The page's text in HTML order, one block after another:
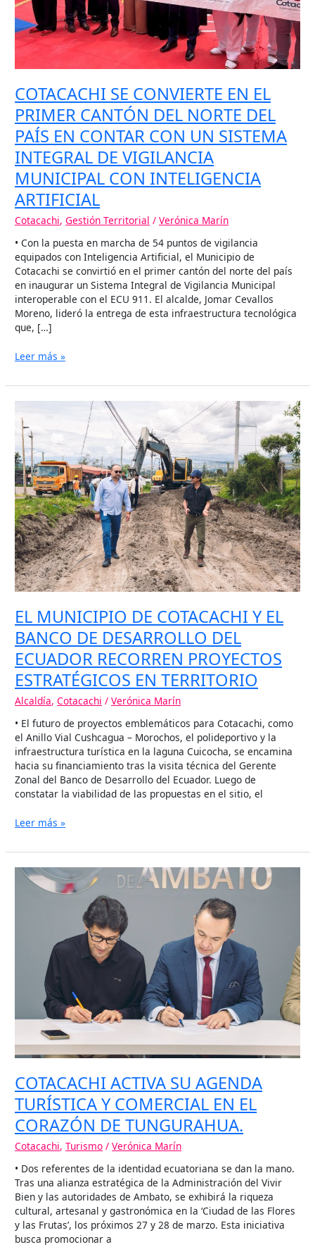
COTACACHI SE CONVIERTE EN EL
PRIMER CANTÓN DEL NORTE DEL
PAÍS EN CONTAR CON UN SISTEMA
INTEGRAL DE VIGILANCIA
MUNICIPAL CON INTELIGENCIA
ARTIFICIAL
Cotacachi,Gestión Territorial /Verónica Marín
• Con la puesta en marcha de 54 puntos de vigilancia
equipados con Inteligencia Artificial, el Municipio de
Cotacachi se convirtió en el primer cantón del norte del país
en inaugurar un Sistema Integral de Vigilancia Municipal
interoperable con el ECU 911. El alcalde, Jomar Cevallos
Moreno, lideró la entrega de esta infraestructura tecnológica
que, […]
DEL
PAÍS
EN
CONTAR
CON
SISTEMA
INTEGRAL
DE
VIGILANCIA
MUNICIPAL
CON
INTELIGENCIA
ARTIFICIAL
Leer más »
EL MUNICIPIO DE COTACACHI Y EL
BANCO DE DESARROLLO DEL
ECUADOR RECORREN PROYECTOS
ESTRATÉGICOS EN TERRITORIO
Alcaldía,Cotacachi /Verónica Marín
• El futuro de proyectos emblemáticos para Cotacachi, como
el Anillo Vial Cushcagua – Morochos, el polideportivo y la
infraestructura turística en la laguna Cuicocha, se encamina
hacia su financiamiento tras la visita técnica del Gerente
Zonal del Banco de Desarrollo del Ecuador. Luego de
constatar la viabilidad de las propuestas en el sitio, el
MUNICIPIO
DE
COTACACHI
Y
EL
BANCO
DE
DESARROLLO
DEL
ECUADOR
RECORREN
PROYECTOS
ESTRATÉGICOS
TERRITORIO
Leer más »
COTACACHI ACTIVA SU AGENDA
TURÍSTICA Y COMERCIAL EN EL
CORAZÓN DE TUNGURAHUA.
Cotacachi,Turismo /Verónica Marín
• Dos referentes de la identidad ecuatoriana se dan la mano.
Tras una alianza estratégica de la Administración del Vivir
Bien y las autoridades de Ambato, se exhibirá la riqueza
cultural, artesanal y gastronómica en la ‘Ciudad de las Flores
y las Frutas’, los próximos 27 y 28 de marzo. Esta iniciativa
busca promocionar a
COTACACHI
ACTIVA
COMERCIAL
CORAZÓN
TUNGURAHUA.